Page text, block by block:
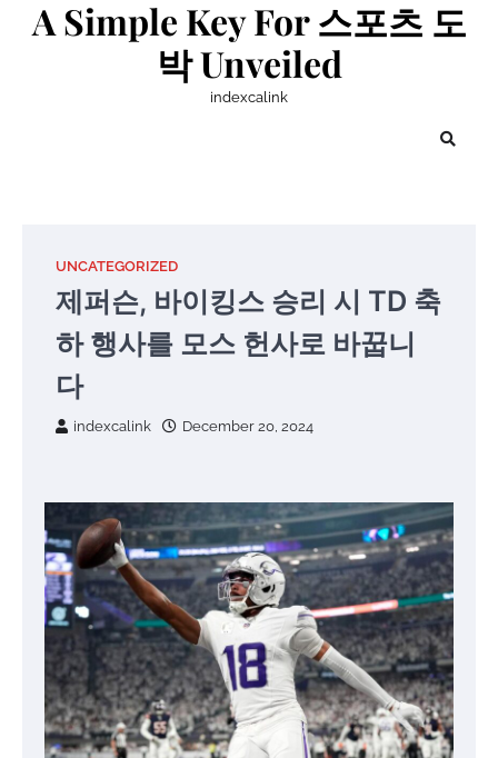
A Simple Key For 스포츠 도
박 Unveiled
indexcalink
UNCATEGORIZED
제퍼슨, 바이킹스 승리 시 TD 축
하 행사를 모스 헌사로 바꿉니
다
indexcalink December 20, 2024